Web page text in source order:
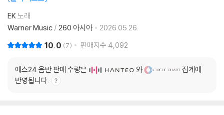
EK노래
Warner Music / 260 아시아 2026.05.26.
10.0 7 판매지수 4,092
예스24 음반 판매 수량은 와
집계에
반영됩니다.